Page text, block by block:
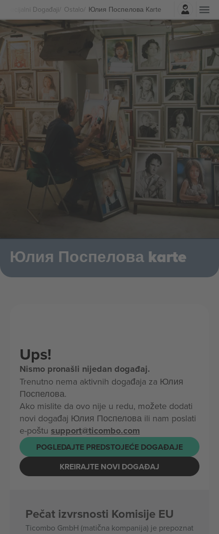
Specijalni Događaji Ostalo Юлия Поспелова Karte
Najavite se
Юлия Поспелова karte
Ups!
Nismo pronašli nijedan događaj.
Trenutno nema aktivnih događaja za Юлия
Поспелова.
Ako mislite da ovo nije u redu, možete dodati
novi događaj Юлия Поспелова ili nam poslati
e-poštu support@ticombo.com
POGLEDAJTE PREDSTOJEĆE DOGAĐAJE
KREIRAJTE NOVI DOGAĐAJ
Pečat izvrsnosti Komisije EU
Ticombo GmbH (matična kompanija) je prepoznat